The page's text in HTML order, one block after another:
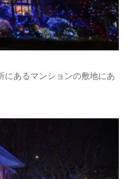
にあるマンションの敷地にあ